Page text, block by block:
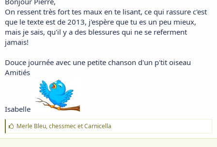
On ressent très fort tes maux en te lisant, ce qui rassure c'est
que le texte est de 2013, j'espère que tu es un peu mieux,
mais je sais, qu'il y a des blessures qui ne se referment
jamais!
Douce journée avec une petite chanson d'un p'tit oiseau
Amitiés
Isabelle
J
'
a
Merle Bleu,chessmecetCarnicella